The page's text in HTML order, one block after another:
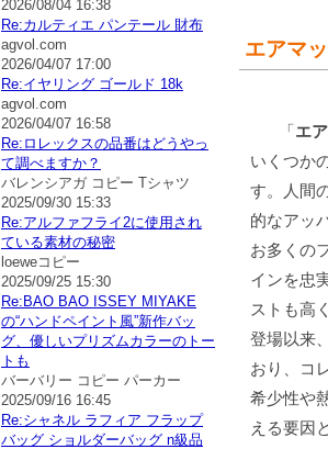
エアマ
「エ
いくつか
す。人間
的なアッ
お多くの
インを忠
ストも高
登場以来
おり、コ
希少性や
える要因
2026/08/04 16:38
Re:カルティエ パンテール 財布
agvol.com
2026/04/07 17:00
Re:イヤリング ゴールド 18k
agvol.com
2026/04/07 16:58
Re:ロレックスの品番はどうやっ
て調べますか？
バレンシアガ コピー Tシャツ
2025/09/30 15:33
Re:アルファフライ2に使用され
ている素材の秘密
loeweコピー
2025/09/25 15:30
Re:BAO BAO ISSEY MIYAKE
の“ハンドペイント風”新作バッ
グ、優しいプリズムカラーのトー
トも
バーバリー コピー パーカー
2025/09/16 16:45
Re:シャネル ラフィア フラップ
バッグ ショルダーバッグ n級品